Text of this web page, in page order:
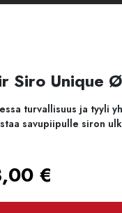
Siro Unique
turvallisuus ja tyyli
savupiipulle siron
€